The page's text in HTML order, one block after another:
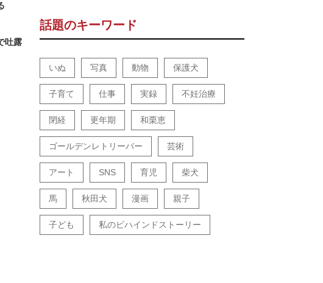
吐露
話題のキーワード
いぬ 写真 動物 保護犬
子育て 仕事 実録 不妊治療
閉経 更年期 和栗恵
ゴールデンレトリーバー 芸術
アート SNS 育児 柴犬
馬 秋田犬 漫画 親子
子ども 私のビハインドストーリー